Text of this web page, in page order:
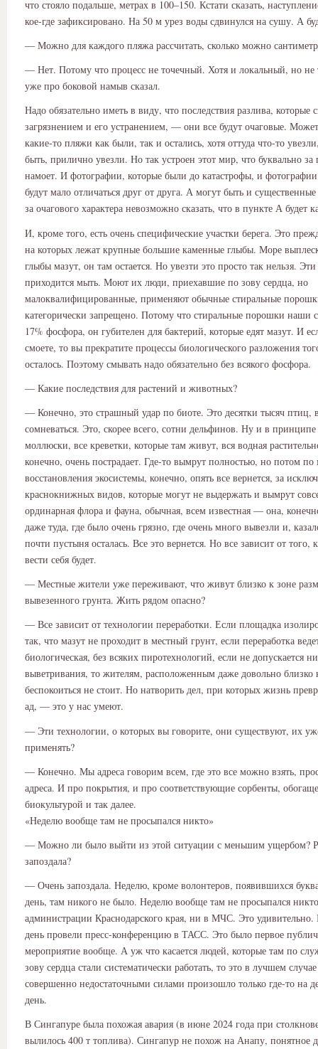
что стояло подальше, метрах в 100–150. Кстати сказать,
кое-где зафиксировано. На 50 м урез воды сдвинулся на сушу. А
— Можно для каждого пляжа рассчитать, сколько можно
— Нет. Потому что процесс не точечный. Хотя и локальный, но
уже про боковой намыв сказал.
Надо обязательно иметь в виду, что последствия разлива, которые
загрязнением и его устранением, — они все будут очаговые. Может
какие-то пляжи как были, так и остались, хотя оттуда что-то
быть, прилично увезли. Но так устроен этот мир, что буквально за
намоет. И фотографии, которые были до катастрофы, и фотографии
будут мало отличаться друг от друга. А могут быть и
за очагового характера невозможно сказать, что в пункте А будет
И, кроме того, есть очень специфические участки берега. Это
на которых лежат крупные большие каменные глыбы. Море
глыбы мазут, он там остается. Но увезти это просто так нельзя.
приходится мыть. Моют их люди, приехавшие по зову сердца, но
малоквалифицированные, применяют обычные стиральные
категорически запрещено. Потому что стиральные порошки наши
17% фосфора, он губителен для бактерий, которые едят мазут. И
смоете, то вы прекратите процессы биологического разложения
осталось. Поэтому смывать надо обязательно без всякого фосфора.
— Какие последствия для растений и животных?
— Конечно, это страшный удар по биоте. Это десятки тысяч птиц,
сомневаться. Это, скорее всего, сотни дельфинов. Ну и в принципе
моллюски, все креветки, которые там живут, вся водная
конечно, очень пострадает. Где-то вымрут полностью, но потом по
восстановления экосистемы, конечно, опять все вернется, за
краснокнижных видов, которые могут не выдержать и вымрут
ординарная флора и фауна, обычная, всем известная — она,
даже туда, где было очень грязно, где очень много вывезли и,
почти пустыня осталась. Все это вернется. Но все зависит от того,
вести себя будет.
— Местные жители уже переживают, что живут близко к зоне
вывезенного грунта. Жить рядом опасно?
— Все зависит от технологии переработки. Если площадка
так, что мазут не проходит в местный грунт, если переработка
биологическая, без всяких пиротехнологий, если не допускается
выветривания, то жителям, расположенным даже довольно близко
беспокоиться не стоит. Но натворить дел, при которых жизнь
ад, — это у нас умеют.
— Эти технологии, о которых вы говорите, они существуют, их
применять?
— Конечно. Мы адреса говорим всем, где это все можно взять,
адреса. И про покрытия, и про соответствующие сорбенты,
биокультурой и так далее.
«Неделю вообще там не просыпался никто»
— Можно ли было выйти из этой ситуации с меньшим ущербом?
запоздала?
— Очень запоздала. Неделю, кроме волонтеров, появившихся
день, там никого не было. Неделю вообще там не просыпался
администрации Краснодарского края, ни в МЧС. Это
день провели пресс-конференцию в ТАСС. Это было первое
мероприятие вообще. А уж что касается людей, которые там по
зову сердца стали систематически работать, то это в лучшем
совершенно недостаточными силами произошло только где-то на
день.
В Сингапуре была похожая авария (в июне 2024 года при
вылилось 400 т топлива). Сингапур не похож на Анапу, понятное